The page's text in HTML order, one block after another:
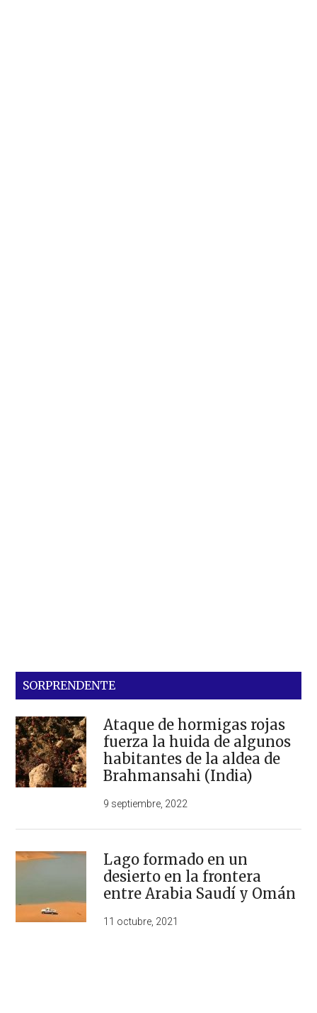
SORPRENDENTE
Ataque de hormigas rojas
fuerza la huida de algunos
habitantes de la aldea de
Brahmansahi (India)
9 septiembre, 2022
Lago formado en un
desierto en la frontera
entre Arabia Saudí y Omán
11 octubre, 2021